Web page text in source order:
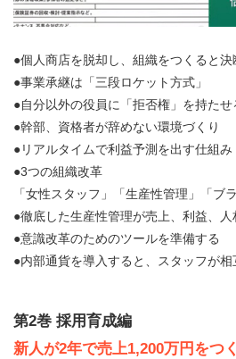
●個人商店を脱却し、組織をつくると決
●事業承継は「三段ロケット方式」
●自分以外の役員に「拒否権」を持た
●幹部、資格者が辞めない環境づくり
●リアルタイムで利益予測を出す仕組み
●3つの組織改革
「女性スタッフ」「生産性管理」「ブ
●徹底した生産性管理が売上、利益、人
●意識改革のためのツールを準備する
●内部通貨を導入すると、スタッフが
第2巻 採用育成編
新人が2年で売上1,200万円をつ